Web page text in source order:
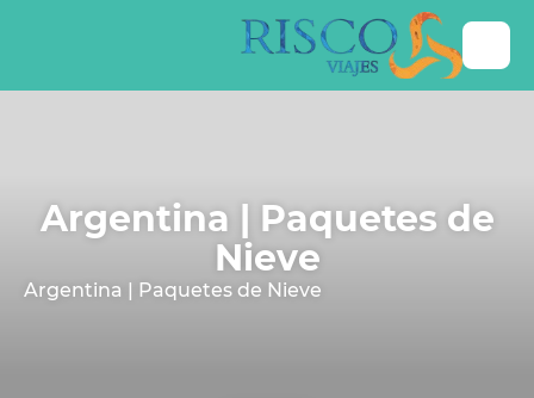
Argentina | Paquetes de
Nieve
Argentina | Paquetes de Nieve